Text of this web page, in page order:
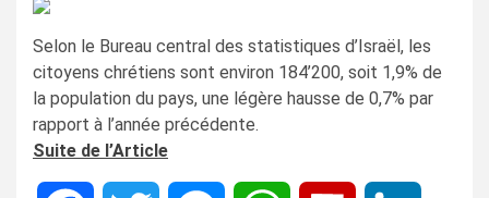
Selon le Bureau central des statistiques d’Israël, les
citoyens chrétiens sont environ 184’200, soit 1,9% de
la population du pays, une légère hausse de 0,7% par
rapport à l’année précédente.
Suite de l’Article